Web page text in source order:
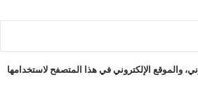
والموقع الإلكتروني في هذا المتصفح لاستخدامها